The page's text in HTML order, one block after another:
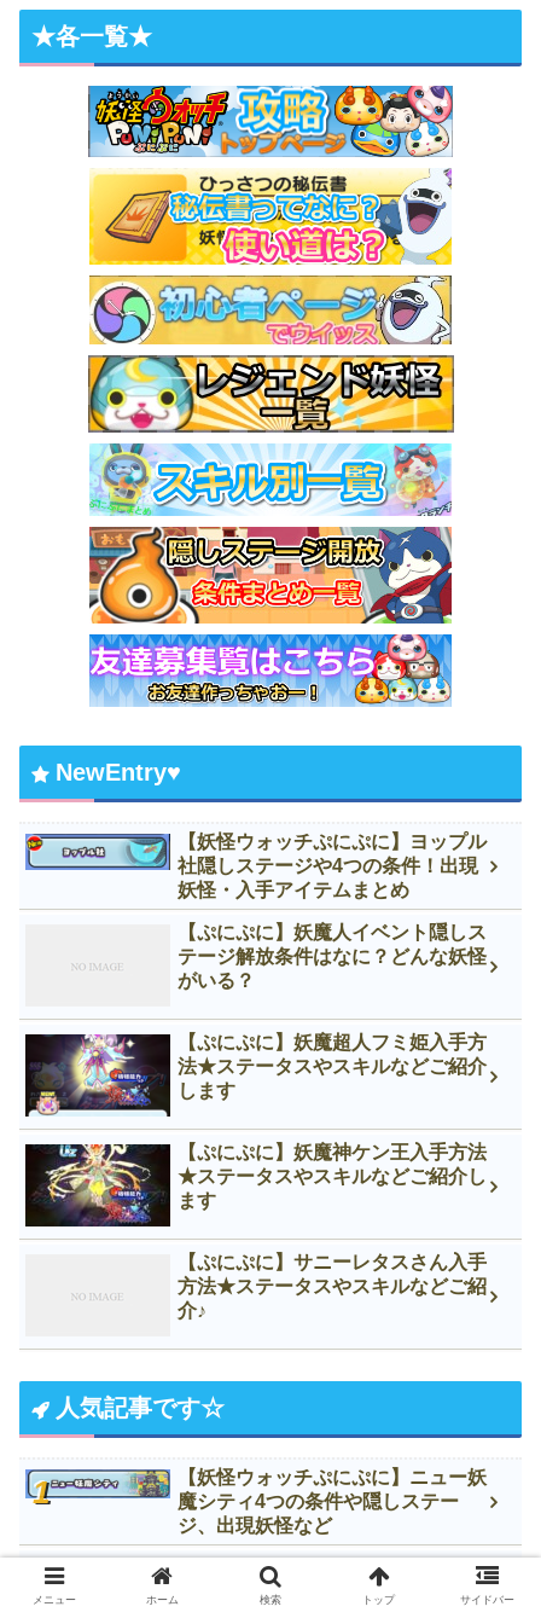
★各一覧★
NewEntry♥
【妖怪ウォッチぷにぷに】ヨップル
社隠しステージや4つの条件！出現
妖怪・入手アイテムまとめ
【ぷにぷに】妖魔人イベント隠しス
テージ解放条件はなに？どんな妖怪
がいる？
【ぷにぷに】妖魔超人フミ姫入手方
法★ステータスやスキルなどご紹介
します
【ぷにぷに】妖魔神ケン王入手方法
★ステータスやスキルなどご紹介し
ます
【ぷにぷに】サニーレタスさん入手
方法★ステータスやスキルなどご紹
介♪
人気記事です☆
【妖怪ウォッチぷにぷに】ニュー妖
魔シティ4つの条件や隠しステー
ジ、出現妖怪など
【妖怪ウォッチぷにぷに】ツチノコ
入手方法★ステータスや好物などご
メニュー ホーム 検索 トップ サイドバー